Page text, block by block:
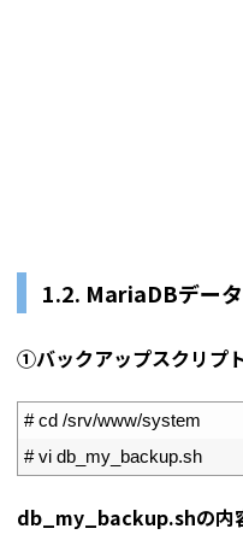
1.2. MariaDBデー
①バックアップスクリプ
# cd /srv/www/system
# vi db_my_backup.sh
db_my_backup.shの内